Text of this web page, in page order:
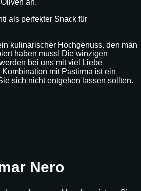
an.
als perfekter Snack für
kulinarischer Hochgenuss, den man
haben muss! Die winzigen
bei uns mit viel Liebe
mit Pastirma ist ein
sich nicht entgehen lassen sollten.
Nero